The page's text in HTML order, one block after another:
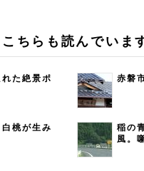
ちらも読んでいま
た絶景ポ
赤磐
桃が生み
稲の
風。